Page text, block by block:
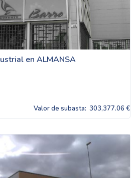
en ALMANSA
Valor de subasta: 303,377.06 €